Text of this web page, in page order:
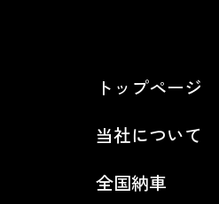
トップページ
当社について
全国納車